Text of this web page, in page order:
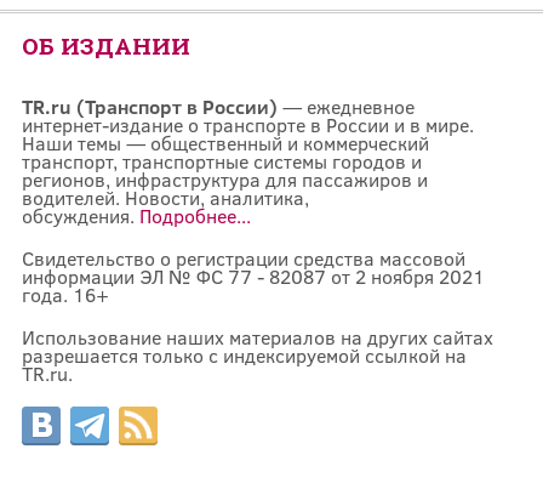
ОБ ИЗДАНИИ
TR.ru (Транспорт в России) — ежедневное
интернет-издание о транспорте в России и в мире.
Наши темы — общественный и коммерческий
транспорт, транспортные системы городов и
регионов, инфраструктура для пассажиров и
водителей. Новости, аналитика,
обсуждения. Подробнее...
Свидетельство о регистрации средства массовой
информации ЭЛ № ФС 77 - 82087 от 2 ноября 2021
года. 16+
Использование наших материалов на других сайтах
разрешается только с индексируемой ссылкой на
TR.ru.